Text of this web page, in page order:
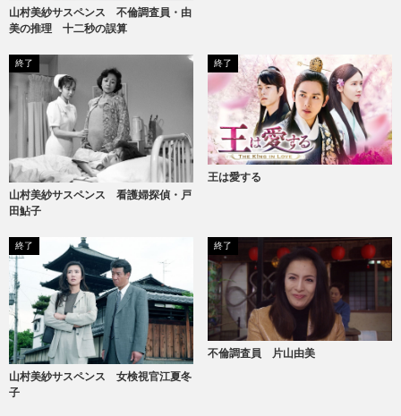
山村美紗サスペンス 不倫調査員・由
美の推理 十二秒の誤算
終了
山村美紗サスペンス 看護婦探偵・戸
田鮎子
終了
王は愛する
終了
山村美紗サスペンス 女検視官江夏冬
子
終了
不倫調査員 片山由美